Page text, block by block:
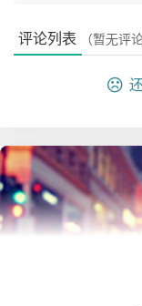
评论列表 （暂无评论